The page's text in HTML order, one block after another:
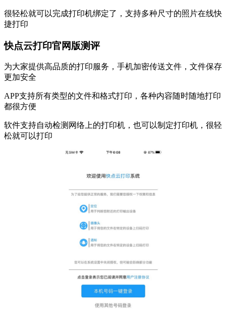
很轻松就可以完成打印机绑定了，支持多种尺寸的照片在线快
捷打印
快点云打印官网版测评
为大家提供高品质的打印服务，手机加密传送文件，文件保存
更加安全
APP支持所有类型的文件和格式打印，各种内容随时随地打印
都很方便
软件支持自动检测网络上的打印机，也可以制定打印机，很轻
松就可以打印